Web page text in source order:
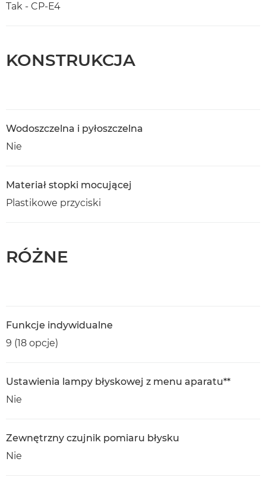
Tak - CP-E4
KONSTRUKCJA
Wodoszczelna i pyłoszczelna
Nie
Materiał stopki mocującej
Plastikowe przyciski
RÓŻNE
Funkcje indywidualne
9 (18 opcje)
Ustawienia lampy błyskowej z menu aparatu**
Nie
Zewnętrzny czujnik pomiaru błysku
Nie